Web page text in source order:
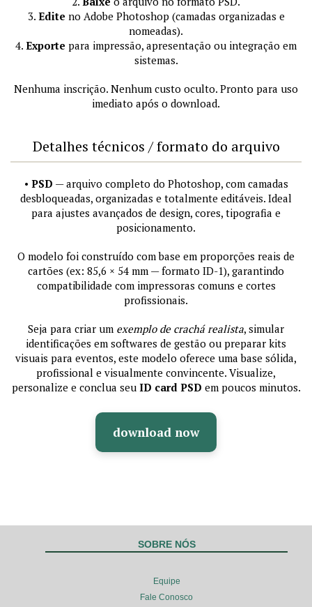
3. Edite no Adobe Photoshop (camadas organizadas e
nomeadas).
4. Exporte para impressão, apresentação ou integração em
sistemas.
Nenhuma inscrição. Nenhum custo oculto. Pronto para uso
imediato após o download.
Detalhes técnicos / formato do arquivo
• PSD — arquivo completo do Photoshop, com camadas
desbloqueadas, organizadas e totalmente editáveis. Ideal
para ajustes avançados de design, cores, tipografia e
posicionamento.
O modelo foi construído com base em proporções reais de
cartões (ex: 85,6 × 54 mm — formato ID-1), garantindo
compatibilidade com impressoras comuns e cortes
profissionais.
Seja para criar um exemplo de crachá realista, simular
identificações em softwares de gestão ou preparar kits
visuais para eventos, este modelo oferece uma base sólida,
profissional e visualmente convincente. Visualize,
personalize e conclua seu ID card PSD em poucos minutos.
download now
SOBRE NÓS
Equipe
Fale Conosco